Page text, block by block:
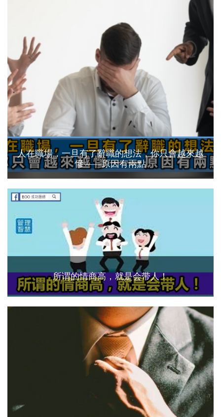
人在職場，一旦有了辭職的想法，你只會越來越
慘——原因有兩點
所谓的情商高，就是会带人！